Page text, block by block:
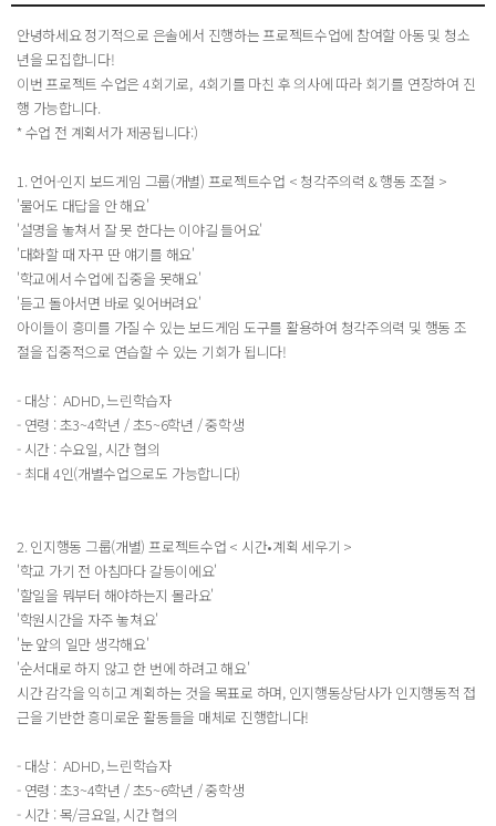
안녕하세요 정기적으로 은솔에서 진행하는 프로젝트수업에 참여할 아동 및 청소
년을 모집합니다!
이번 프로젝트 수업은 4회기로, 4회기를 마친 후 의사에 따라 회기를 연장하여 진
행 가능합니다.
* 수업 전 계획서가 제공됩니다:)
1. 언어-인지 보드게임 그룹(개별) 프로젝트수업 < 청각주의력 & 행동 조절 >​
​'물어도 대답을 안 해요'
'설명을 놓쳐서 잘 못 한다는 이야길 들어요'
'대화할 때 자꾸 딴 얘기를 해요'
'학교에서 수업에 집중을 못해요'
'듣고 돌아서면 바로 잊어버려요'
아이들이 흥미를 가질 수 있는 보드게임 도구를 활용하여 청각주의력 및 행동 조
절을 집중적으로 연습할 수 있는 기회가 됩니다!
- 대상 : ADHD, 느린학습자
- 연령 : 초3~4학년 / 초5~6학년 / 중학생
- 시간 : 수요일, 시간 협의
- 최대 4인(개별수업으로도 가능합니다)
2. 인지행동 그룹(개별) 프로젝트수업 < 시간•계획 세우기 >
'학교 가기 전 아침마다 갈등이에요'
'할일을 뭐부터 해야하는지 몰라요'
'학원시간을 자주 놓쳐요'
'눈 앞의 일만 생각해요'
'순서대로 하지 않고 한 번에 하려고 해요'
시간 감각을 익히고 계획하는 것을 목표로 하며, 인지행동상담사가 인지행동적 접
근을 기반한 흥미로운 활동들을 매체로 진행합니다!
- 대상 : ADHD, 느린학습자
- 연령 : 초3~4학년 / 초5~6학년 / 중학생
- 시간 : 목/금요일, 시간 협의